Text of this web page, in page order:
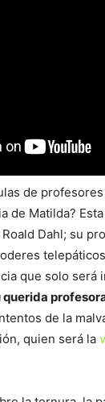
de
de Matilda?
Dahl; su
que solo será
de la
quien será la